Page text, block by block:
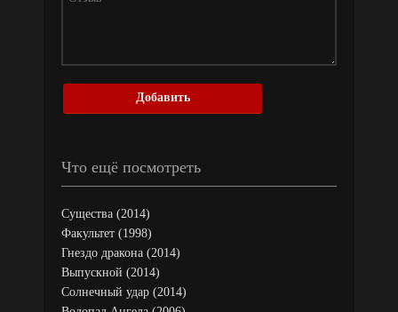
Добавить
Что ещё посмотреть
Существа (2014)
Факультет (1998)
Гнездо дракона (2014)
Выпускной (2014)
Солнечный удар (2014)